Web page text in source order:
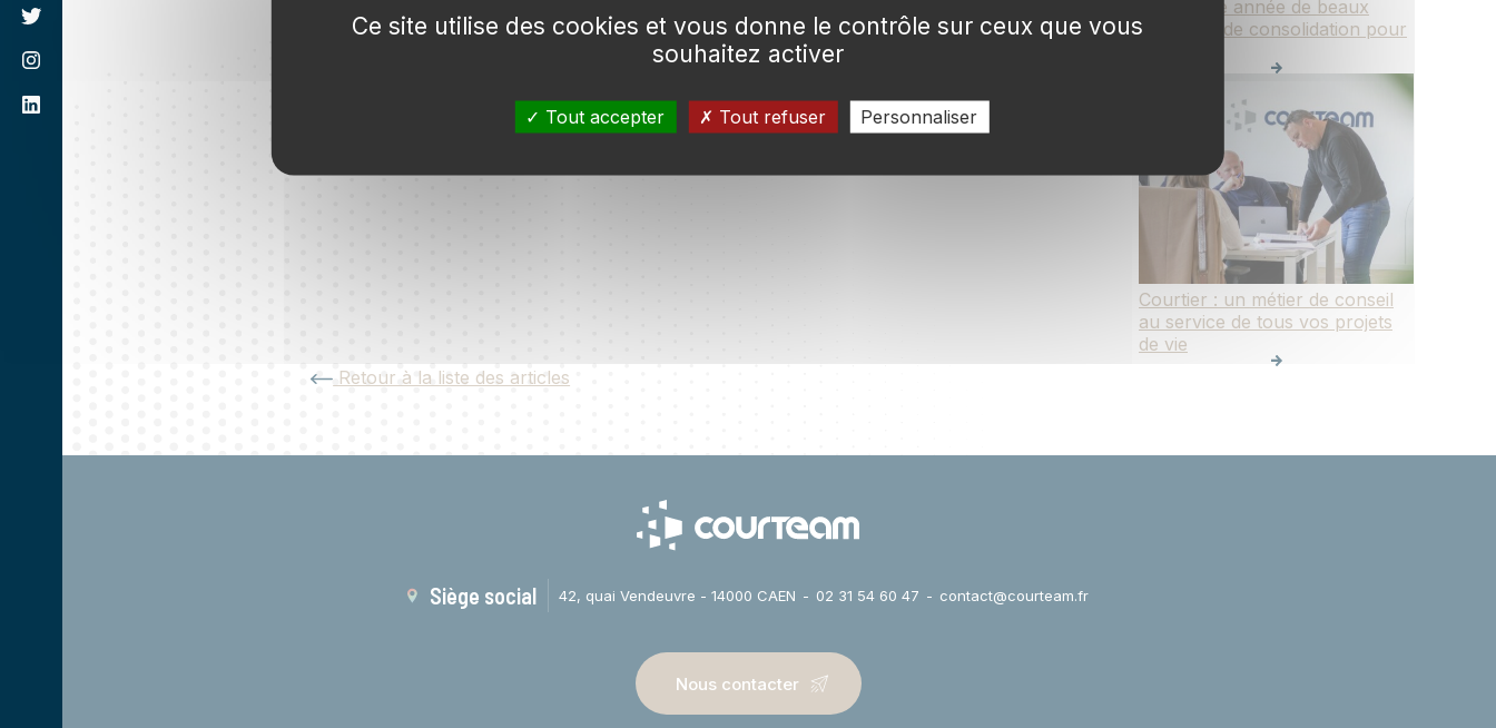
2025 : une année de beaux
projets et de consolidation pour
Courtier : un métier de conseil
au service de tous vos projets
de vie
Retour à la liste des articles
Siège social 42, quai Vendeuvre - 14000 CAEN 02 31 54 60 47 contact@courteam.fr
Nous contacter
Ce site utilise des cookies et vous donne le contrôle sur ceux que vous
souhaitez activer
Tout accepter Tout refuser Personnaliser